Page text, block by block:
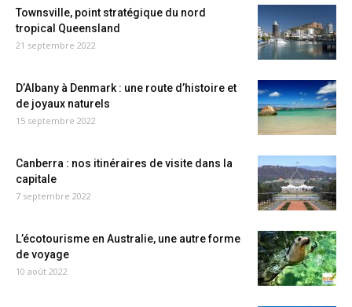
Townsville, point stratégique du nord
tropical Queensland
21 septembre 2022
D’Albany à Denmark : une route d’histoire et
de joyaux naturels
15 septembre 2022
Canberra : nos itinéraires de visite dans la
capitale
7 septembre 2022
L’écotourisme en Australie, une autre forme
de voyage
10 août 2022